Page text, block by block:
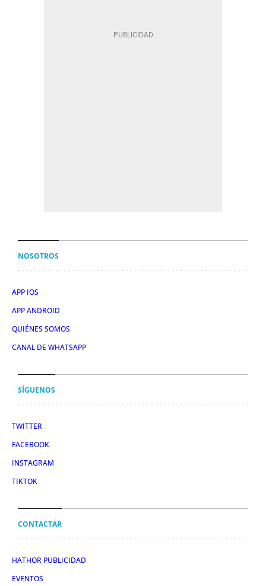
NOSOTROS
APP IOS
APP ANDROID
QUIÉNES SOMOS
CANAL DE WHATSAPP
SÍGUENOS
TWITTER
FACEBOOK
INSTAGRAM
TIKTOK
CONTACTAR
HATHOR PUBLICIDAD
EVENTOS